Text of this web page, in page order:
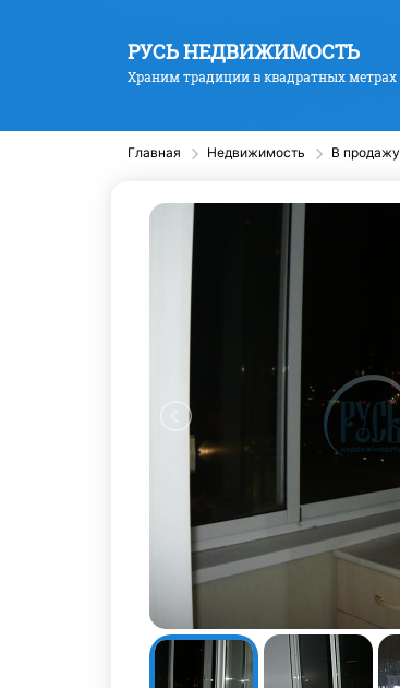
РУСЬ НЕДВИЖИМОСТЬ
Храним традиции в квадратных метрах
Главная Недвижимость В продажу